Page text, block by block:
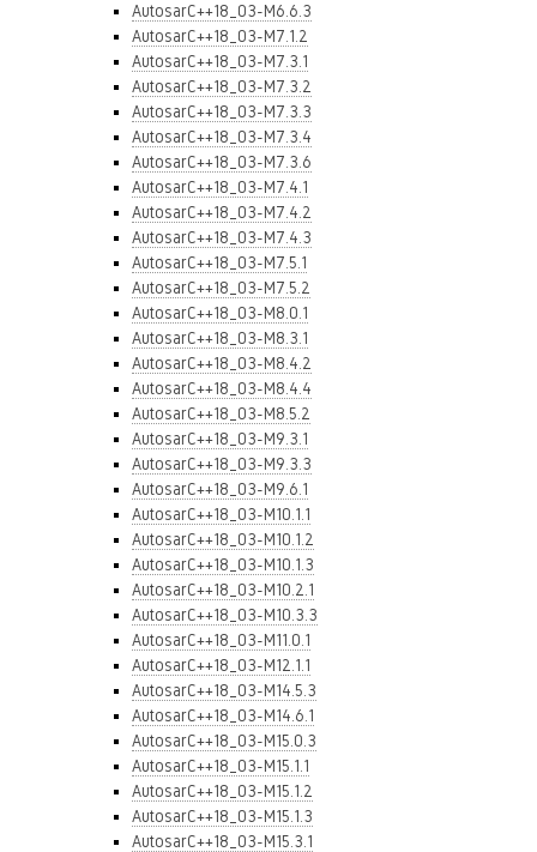
AutosarC++18_03-M6.6.3
AutosarC++18_03-M7.1.2
AutosarC++18_03-M7.3.1
AutosarC++18_03-M7.3.2
AutosarC++18_03-M7.3.3
AutosarC++18_03-M7.3.4
AutosarC++18_03-M7.3.6
AutosarC++18_03-M7.4.1
AutosarC++18_03-M7.4.2
AutosarC++18_03-M7.4.3
AutosarC++18_03-M7.5.1
AutosarC++18_03-M7.5.2
AutosarC++18_03-M8.0.1
AutosarC++18_03-M8.3.1
AutosarC++18_03-M8.4.2
AutosarC++18_03-M8.4.4
AutosarC++18_03-M8.5.2
AutosarC++18_03-M9.3.1
AutosarC++18_03-M9.3.3
AutosarC++18_03-M9.6.1
AutosarC++18_03-M10.1.1
AutosarC++18_03-M10.1.2
AutosarC++18_03-M10.1.3
AutosarC++18_03-M10.2.1
AutosarC++18_03-M10.3.3
AutosarC++18_03-M11.0.1
AutosarC++18_03-M12.1.1
AutosarC++18_03-M14.5.3
AutosarC++18_03-M14.6.1
AutosarC++18_03-M15.0.3
AutosarC++18_03-M15.1.1
AutosarC++18_03-M15.1.2
AutosarC++18_03-M15.1.3
AutosarC++18_03-M15.3.1